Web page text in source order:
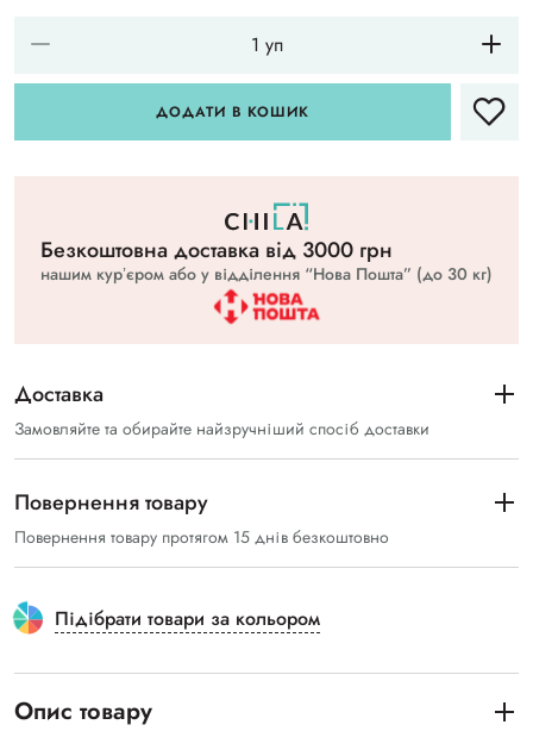
ДОДАТИ В КОШИК
Безкоштовна доставка вiд 3000 грн
нашим курʼєром або у відділення “Нова Пошта” (до 30 кг)
Доставка
Замовляйте та обирайте найзручніший спосіб доставки
Повернення товару
Повернення товару протягом 15 днів безкоштовно
Підібрати товари за кольором
Опис товару